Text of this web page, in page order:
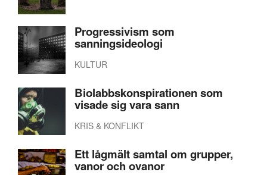
Progressivism som
sanningsideologi
KULTUR
Biolabbskonspirationen som
visade sig vara sann
KRIS & KONFLIKT
Ett lågmält samtal om grupper,
vanor och ovanor